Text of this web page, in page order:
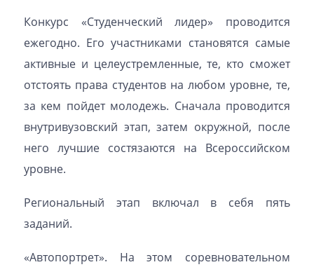
Конкурс «Студенческий лидер» проводится
ежегодно. Его участниками становятся самые
активные и целеустремленные, те, кто сможет
отстоять права студентов на любом уровне, те,
за кем пойдет молодежь. Сначала проводится
внутривузовский этап, затем окружной, после
него лучшие состязаются на Всероссийском
уровне.
Региональный этап включал в себя пять
заданий.
«Автопортрет». На этом соревновательном